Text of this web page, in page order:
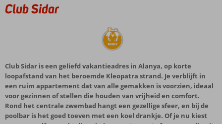
Club Sidar
Club Sidar is een geliefd vakantieadres in Alanya, op korte
loopafstand van het beroemde Kleopatra strand. Je verblijft in
een ruim appartement dat van alle gemakken is voorzien, ideaal
voor gezinnen of stellen die houden van vrijheid en comfort.
Rond het centrale zwembad hangt een gezellige sfeer, en bij de
poolbar is het goed toeven met een koel drankje. Of je nu kiest